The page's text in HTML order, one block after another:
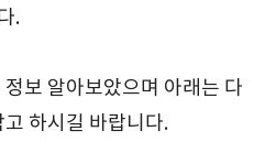
.
보 알아보았으며 아래는 다
하시길 바랍니다.